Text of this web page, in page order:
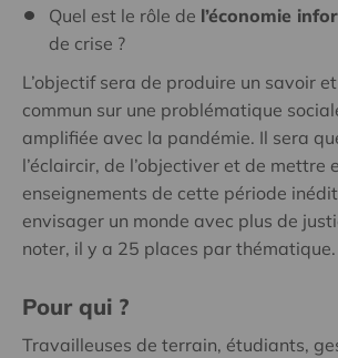
Quel est le rôle de l’économie
de crise ?
L’objectif sera de produire un savoir
commun sur une problématique
amplifiée avec la pandémie. Il sera
l’éclaircir, de l’objectiver et de mettre
enseignements de cette période
envisager un monde avec plus de
noter, il y a 25 places par thématique.
Pour qui ?
Travailleuses de terrain, étudiants,